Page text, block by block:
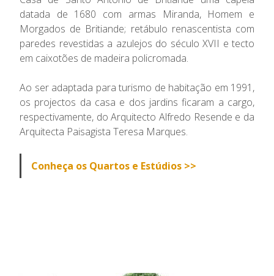
datada de 1680 com armas Miranda, Homem e
Morgados de Britiande; retábulo renascentista com
paredes revestidas a azulejos do século XVII e tecto
em caixotões de madeira policromada.
Ao ser adaptada para turismo de habitação em 1991,
os projectos da casa e dos jardins ficaram a cargo,
respectivamente, do Arquitecto Alfredo Resende e da
Arquitecta Paisagista Teresa Marques.
Conheça os Quartos e Estúdios >>